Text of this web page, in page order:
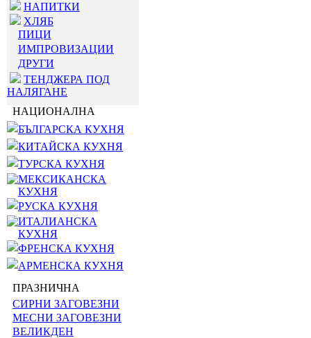
НАПИТКИ
ХЛЯБ
ПИЦИ
ИМПРОВИЗАЦИИ
ДРУГИ
ТЕНДЖЕРА ПОД
НАЛЯГАНЕ
НАЦИОНАЛНА
БЪЛГАРСКА КУХНЯ
КИТАЙСКА КУХНЯ
ТУРСКА КУХНЯ
МЕКСИКАНСКА
КУХНЯ
РУСКА КУХНЯ
ИТАЛИАНСКА
КУХНЯ
ФРЕНСКА КУХНЯ
АРМЕНСКА КУХНЯ
ПРАЗНИЧНА
СИРНИ ЗАГОВЕЗНИ
МЕСНИ ЗАГОВЕЗНИ
ВЕЛИКДЕН